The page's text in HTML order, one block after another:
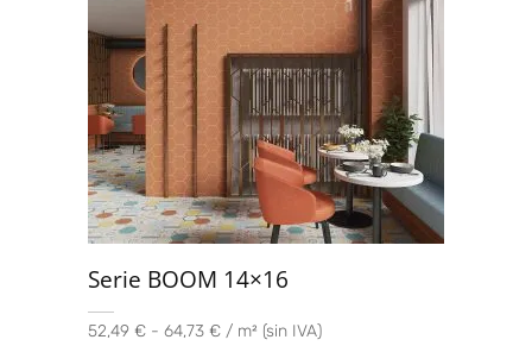
Serie BOOM 14×16
52,49 € - 64,73 € / m² (sin IVA)